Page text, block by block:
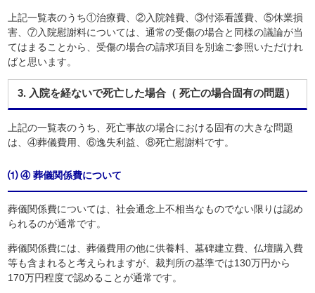
上記一覧表のうち①治療費、②入院雑費、③付添看護費、⑤休業損
害、⑦入院慰謝料については、通常の受傷の場合と同様の議論が当
てはまることから、受傷の場合の請求項目を別途ご参照いただけれ
ばと思います。
3. 入院を経ないで死亡した場合（ 死亡の場合固有の問題）
上記の一覧表のうち、死亡事故の場合における固有の大きな問題
は、④葬儀費用、⑥逸失利益、⑧死亡慰謝料です。
⑴ ④ 葬儀関係費について
葬儀関係費については、社会通念上不相当なものでない限りは認め
られるのが通常です。
葬儀関係費には、葬儀費用の他に供養料、墓碑建立費、仏壇購入費
等も含まれると考えられますが、裁判所の基準では130万円から
170万円程度で認めることが通常です。